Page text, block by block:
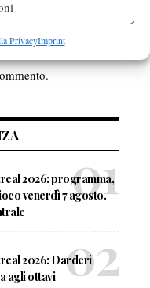
PrivacyImprint
2026: programma,
venerdì 7 agosto.
2026: Darderi
agli ottavi